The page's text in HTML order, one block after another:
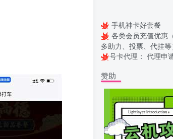
手机神卡好套餐
各类会员充值优惠
多助力、投票、代挂等
号卡代理： 代理申
赞助